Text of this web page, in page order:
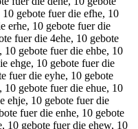
gebote fuer die efhe, 10
erhe, 10 gebote fuer die
fuer die 4ehe, 10 gebote
10 gebote fuer die ehbe, 10
ehge, 10 gebote fuer die
fuer die eyhe, 10 gebote
10 gebote fuer die ehue, 10
ehje, 10 gebote fuer die
fuer die enhe, 10 gebote
10 gebote fuer die ehew, 10